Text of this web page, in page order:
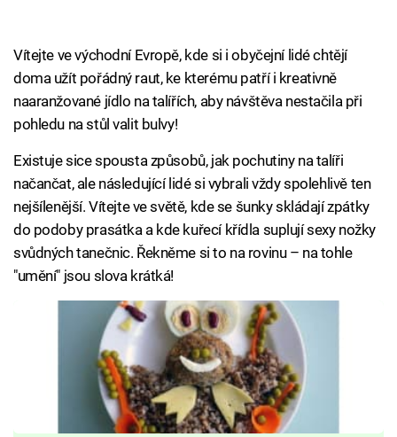
Vítejte ve východní Evropě, kde si i obyčejní lidé chtějí
doma užít pořádný raut, ke kterému patří i kreativně
naaranžované jídlo na talířích, aby návštěva nestačila při
pohledu na stůl valit bulvy!
Existuje sice spousta způsobů, jak pochutiny na talíři
načančat, ale následující lidé si vybrali vždy spolehlivě ten
nejšílenější. Vítejte ve světě, kde se šunky skládají zpátky
do podoby prasátka a kde kuřecí křídla suplují sexy nožky
svůdných tanečnic. Řekněme si to na rovinu – na tohle
"umění" jsou slova krátká!